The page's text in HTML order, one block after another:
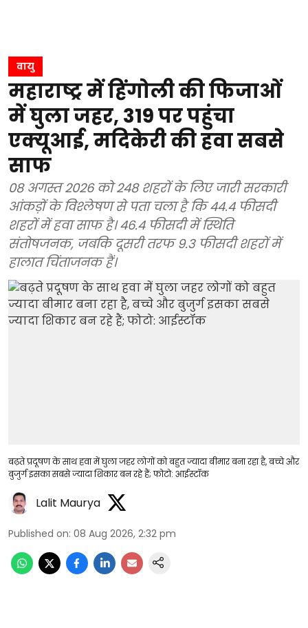
वायु
महाराष्ट्र में हिंगोली की फिजाओं
में घुला जहर, 319 पर पहुंचा
एक्यूआई, मदिकेरी की हवा सबसे
साफ
08 अगस्त 2026 को 248 शहरों के लिए जारी सरकारी
आंकड़ों के विश्लेषण से पता चला है कि 44.4 फीसदी
शहरों में हवा साफ है। 46.4 फीसदी में स्थिति
संतोषजनक, जबकि दूसरी तरफ 9.3 फीसदी शहरों में
हालात चिंताजनक हैं।
बढ़ते प्रदूषण के साथ हवा में घुला जहर लोगों को बहुत ज्यादा बीमार बना रहा है, बच्चे और
बुजुर्ग इसका सबसे ज्यादा शिकार बन रहे हैं; फोटो: आईस्टॉक
Lalit Maurya
Published on: 08 Aug 2026, 2:32 pm